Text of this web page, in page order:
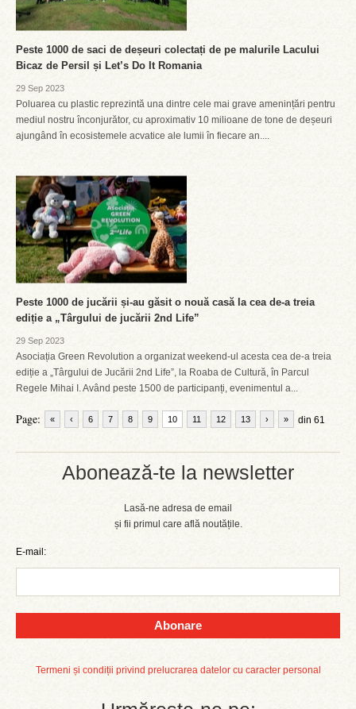
Abonează-te la newsletter
Lasă-ne adresa de email
și fii primul care află noutățile.
E-mail:
Abonare
Termeni și condiții privind prelucrarea datelor cu caracter personal
Peste 1000 de saci de deșeuri colectați de pe malurile Lacului
Bicaz de Persil și Let’s Do It Romania
29 Sep 2023
Poluarea cu plastic reprezintă una dintre cele mai grave amenințări pentru
mediul nostru înconjurător, cu aproximativ 10 milioane de tone de deșeuri
ajungând în ecosistemele acvatice ale lumii în fiecare an....
Peste 1000 de jucării și-au găsit o nouă casă la cea de-a treia
ediție a „Târgului de jucării 2nd Life”
29 Sep 2023
Asociația Green Revolution a organizat weekend-ul acesta cea de-a treia
ediție a „Târgului de Jucării 2nd Life”, la Roaba de Cultură, în Parcul
Regele Mihai I. Având peste 1500 de participanți, evenimentul a...
Page: « ‹ 6 7 8 9 10 11 12 13 din 61
› »